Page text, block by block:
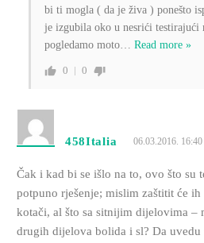
bi ti mogla ( da je živa ) ponešto
je izgubila oko u nesrići testirajući
pogledamo moto… Read more »
0 0
458Italia 06.03.2016. 16:40
Čak i kad bi se išlo na to, ovo što su
potpuno rješenje; mislim zaštitit će
kotači, al što sa sitnijim dijelovima –
drugih dijelova bolida i sl? Da